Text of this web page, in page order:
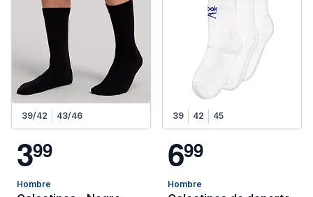
39/42 43/46
399
Hombre
39 42 45
699
Hombre